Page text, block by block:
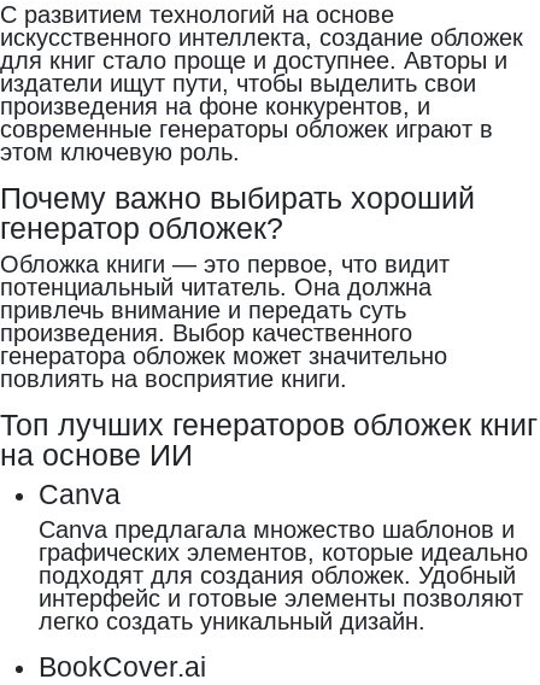
С развитием технологий на основе
искусственного интеллекта, создание обложек
для книг стало проще и доступнее. Авторы и
издатели ищут пути, чтобы выделить свои
произведения на фоне конкурентов, и
современные генераторы обложек играют в
этом ключевую роль.
Почему важно выбирать хороший
генератор обложек?
Обложка книги — это первое, что видит
потенциальный читатель. Она должна
привлечь внимание и передать суть
произведения. Выбор качественного
генератора обложек может значительно
повлиять на восприятие книги.
Топ лучших генераторов обложек книг
на основе ИИ
Canva
Canva предлагала множество шаблонов и
графических элементов, которые идеально
подходят для создания обложек. Удобный
интерфейс и готовые элементы позволяют
легко создать уникальный дизайн.
BookCover.ai